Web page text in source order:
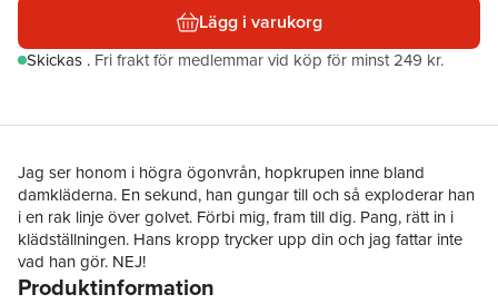
Lägg i varukorg
Skickas . Fri frakt för medlemmar vid köp för minst 249 kr.
Jag ser honom i högra ögonvrån, hopkrupen inne bland
damkläderna. En sekund, han gungar till och så exploderar han
i en rak linje över golvet. Förbi mig, fram till dig. Pang, rätt in i
klädställningen. Hans kropp trycker upp din och jag fattar inte
vad han gör. NEJ!
Eva Franchell, väninnan och medarbetaren som var med
Produktinformation